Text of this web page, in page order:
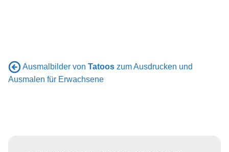
Ausmalbilder von Tatoos zum Ausdrucken und
Ausmalen für Erwachsene